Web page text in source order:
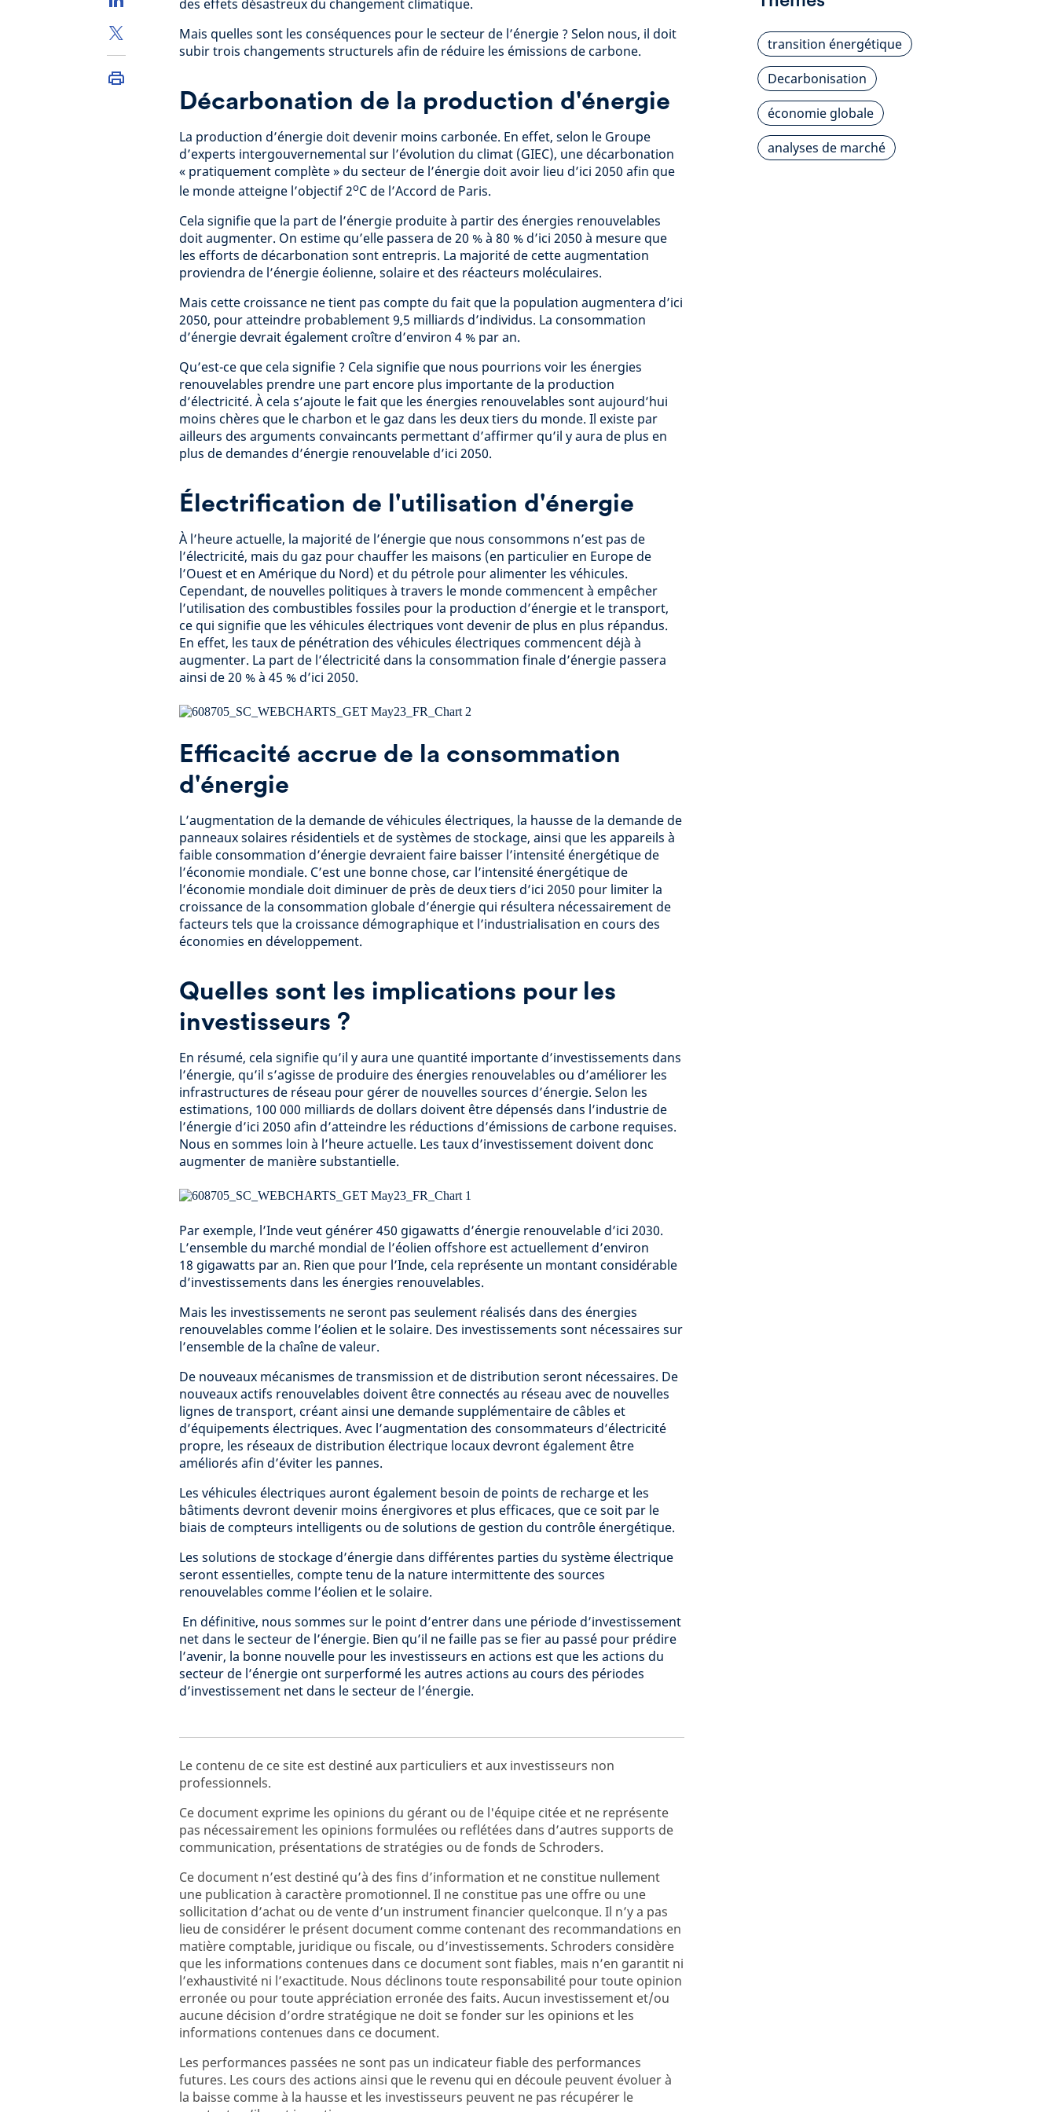
des effets désastreux du changement climatique.
Mais quelles sont les conséquences pour le secteur de l’énergie ? Selon nous, il doit
subir trois changements structurels afin de réduire les émissions de carbone.
Décarbonation de la production d'énergie
La production d’énergie doit devenir moins carbonée. En effet, selon le Groupe
d’experts intergouvernemental sur l’évolution du climat (GIEC), une décarbonation
« pratiquement complète » du secteur de l’énergie doit avoir lieu d’ici 2050 afin que
le monde atteigne l’objectif 2oC de l’Accord de Paris.
Cela signifie que la part de l’énergie produite à partir des énergies renouvelables
doit augmenter. On estime qu’elle passera de 20 % à 80 % d’ici 2050 à mesure que
les efforts de décarbonation sont entrepris. La majorité de cette augmentation
proviendra de l’énergie éolienne, solaire et des réacteurs moléculaires.
Mais cette croissance ne tient pas compte du fait que la population augmentera d’ici
2050, pour atteindre probablement 9,5 milliards d’individus. La consommation
d’énergie devrait également croître d’environ 4 % par an.
Qu’est-ce que cela signifie ? Cela signifie que nous pourrions voir les énergies
renouvelables prendre une part encore plus importante de la production
d’électricité. À cela s’ajoute le fait que les énergies renouvelables sont aujourd’hui
moins chères que le charbon et le gaz dans les deux tiers du monde. Il existe par
ailleurs des arguments convaincants permettant d’affirmer qu’il y aura de plus en
plus de demandes d’énergie renouvelable d’ici 2050.
Électrification de l'utilisation d'énergie
À l’heure actuelle, la majorité de l’énergie que nous consommons n’est pas de
l’électricité, mais du gaz pour chauffer les maisons (en particulier en Europe de
l’Ouest et en Amérique du Nord) et du pétrole pour alimenter les véhicules.
Cependant, de nouvelles politiques à travers le monde commencent à empêcher
l’utilisation des combustibles fossiles pour la production d’énergie et le transport,
ce qui signifie que les véhicules électriques vont devenir de plus en plus répandus.
En effet, les taux de pénétration des véhicules électriques commencent déjà à
augmenter. La part de l’électricité dans la consommation finale d’énergie passera
ainsi de 20 % à 45 % d’ici 2050.
Efficacité accrue de la consommation
d'énergie
L’augmentation de la demande de véhicules électriques, la hausse de la demande de
panneaux solaires résidentiels et de systèmes de stockage, ainsi que les appareils à
faible consommation d’énergie devraient faire baisser l’intensité énergétique de
l’économie mondiale. C’est une bonne chose, car l’intensité énergétique de
l’économie mondiale doit diminuer de près de deux tiers d’ici 2050 pour limiter la
croissance de la consommation globale d’énergie qui résultera nécessairement de
facteurs tels que la croissance démographique et l’industrialisation en cours des
économies en développement.
Quelles sont les implications pour les
investisseurs ?
En résumé, cela signifie qu’il y aura une quantité importante d’investissements dans
l’énergie, qu’il s’agisse de produire des énergies renouvelables ou d’améliorer les
infrastructures de réseau pour gérer de nouvelles sources d’énergie. Selon les
estimations, 100 000 milliards de dollars doivent être dépensés dans l’industrie de
l’énergie d’ici 2050 afin d’atteindre les réductions d’émissions de carbone requises.
Nous en sommes loin à l’heure actuelle. Les taux d’investissement doivent donc
augmenter de manière substantielle.
Par exemple, l’Inde veut générer 450 gigawatts d’énergie renouvelable d’ici 2030.
L’ensemble du marché mondial de l’éolien offshore est actuellement d’environ
18 gigawatts par an. Rien que pour l’Inde, cela représente un montant considérable
d’investissements dans les énergies renouvelables.
Mais les investissements ne seront pas seulement réalisés dans des énergies
renouvelables comme l’éolien et le solaire. Des investissements sont nécessaires sur
l’ensemble de la chaîne de valeur.
De nouveaux mécanismes de transmission et de distribution seront nécessaires. De
nouveaux actifs renouvelables doivent être connectés au réseau avec de nouvelles
lignes de transport, créant ainsi une demande supplémentaire de câbles et
d’équipements électriques. Avec l’augmentation des consommateurs d’électricité
propre, les réseaux de distribution électrique locaux devront également être
améliorés afin d’éviter les pannes.
Les véhicules électriques auront également besoin de points de recharge et les
bâtiments devront devenir moins énergivores et plus efficaces, que ce soit par le
biais de compteurs intelligents ou de solutions de gestion du contrôle énergétique.
Les solutions de stockage d’énergie dans différentes parties du système électrique
seront essentielles, compte tenu de la nature intermittente des sources
renouvelables comme l’éolien et le solaire.
En définitive, nous sommes sur le point d’entrer dans une période d’investissement
net dans le secteur de l’énergie. Bien qu’il ne faille pas se fier au passé pour prédire
l’avenir, la bonne nouvelle pour les investisseurs en actions est que les actions du
secteur de l’énergie ont surperformé les autres actions au cours des périodes
d’investissement net dans le secteur de l’énergie.
Le contenu de ce site est destiné aux particuliers et aux investisseurs non
professionnels.
Ce document exprime les opinions du gérant ou de l'équipe citée et ne représente
pas nécessairement les opinions formulées ou reflétées dans d’autres supports de
communication, présentations de stratégies ou de fonds de Schroders.
Ce document n’est destiné qu’à des fins d’information et ne constitue nullement
une publication à caractère promotionnel. Il ne constitue pas une offre ou une
sollicitation d’achat ou de vente d’un instrument financier quelconque. Il n’y a pas
lieu de considérer le présent document comme contenant des recommandations en
matière comptable, juridique ou fiscale, ou d’investissements. Schroders considère
que les informations contenues dans ce document sont fiables, mais n’en garantit ni
l’exhaustivité ni l’exactitude. Nous déclinons toute responsabilité pour toute opinion
erronée ou pour toute appréciation erronée des faits. Aucun investissement et/ou
aucune décision d’ordre stratégique ne doit se fonder sur les opinions et les
informations contenues dans ce document.
Les performances passées ne sont pas un indicateur fiable des performances
futures. Les cours des actions ainsi que le revenu qui en découle peuvent évoluer à
la baisse comme à la hausse et les investisseurs peuvent ne pas récupérer le
transition énergétique
Decarbonisation
économie globale
analyses de marché